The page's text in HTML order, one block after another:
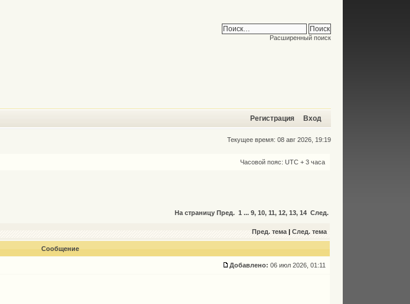
Расширенный поиск
Регистрация Вход
Текущее время: 08 авг 2026, 19:19
Часовой пояс: UTC + 3 часа
На страницу Пред. 1 ...9,10,11,12,13,14 След.
Пред. тема |След. тема
Сообщение
Добавлено: 06 июл 2026, 01:11